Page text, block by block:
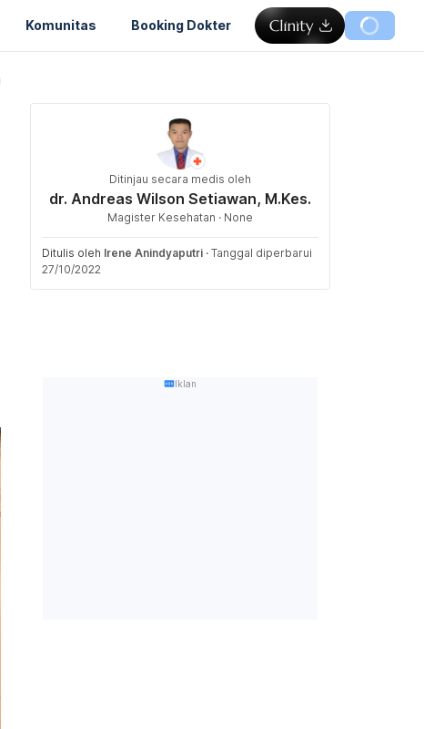
Komunitas Booking Dokter
Ditinjau secara medis oleh
dr. Andreas Wilson Setiawan, M.Kes.
Magister Kesehatan · None
Ditulis oleh Irene Anindyaputri · Tanggal diperbarui
27/10/2022
Iklan